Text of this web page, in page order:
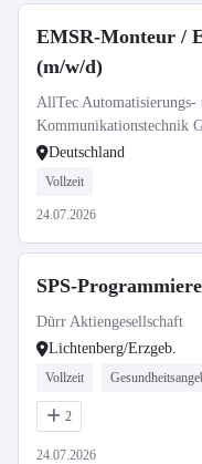
EMSR-Monteur /
(m/w/d)
AllTec Automatisierungs-
Kommunikationstechnik
Deutschland
Vollzeit
24.07.2026
SPS-
Dürr Aktiengesellschaft
Lichtenberg/Erzgeb.
Vollzeit
2
24.07.2026